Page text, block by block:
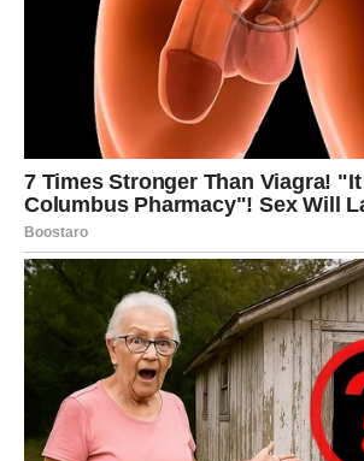
Škorpija će osetiti olakšanje koje dugo
pravda stigla bez potrebe da se ona bori.
To je znak da je viša sila preuzela stvari